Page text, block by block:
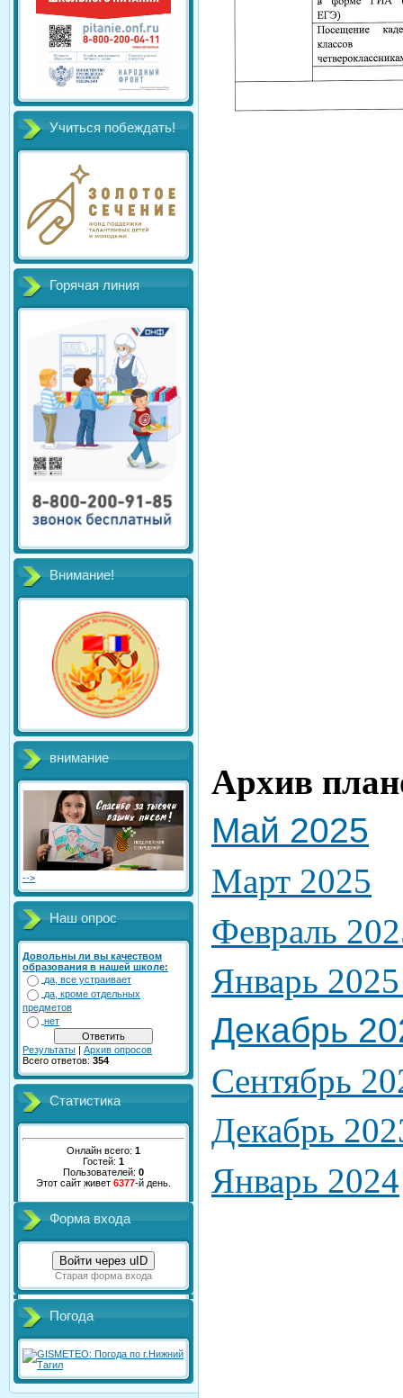
Учиться побеждать!
Горячая линия
Внимание!
внимание
-->
Наш опрос
Довольны ли вы качеством
образования в нашей школе:
да, все устраивает
да, кроме отдельных
предметов
нет
Результаты | Архив опросов
Всего ответов: 354
Статистика
Онлайн всего: 1
Гостей: 1
Пользователей: 0
Этот сайт живет 6377-й день.
Форма входа
Войти через uID
Старая форма входа
Погода
Архив
Май 2025
Март 2025
Февраль
Январь 2025
Декабрь
Сентябрь
Декабрь
Январь 2024